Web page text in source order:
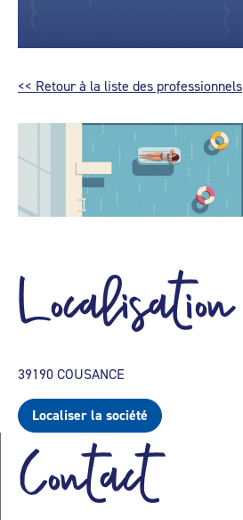
<< Retour à la liste des professionnels
Localisation
39190 COUSANCE
Localiser la société
Contact